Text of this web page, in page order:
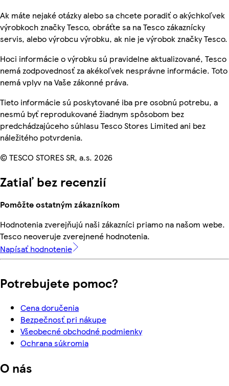
Ak máte nejaké otázky alebo sa chcete poradiť o akýchkoľvek
výrobkoch značky Tesco, obráťte sa na Tesco zákaznícky
servis, alebo výrobcu výrobku, ak nie je výrobok značky Tesco.
Hoci informácie o výrobku sú pravidelne aktualizované, Tesco
nemá zodpovednosť za akékoľvek nesprávne informácie. Toto
nemá vplyv na Vaše zákonné práva.
Tieto informácie sú poskytované iba pre osobnú potrebu, a
nesmú byť reprodukované žiadnym spôsobom bez
predchádzajúceho súhlasu Tesco Stores Limited ani bez
náležitého potvrdenia.
© TESCO STORES SR, a.s. 2026
Zatiaľ bez recenzií
Pomôžte ostatným zákazníkom
Hodnotenia zverejňujú naši zákazníci priamo na našom webe.
Tesco neoveruje zverejnené hodnotenia.
Napísať hodnotenie
Potrebujete pomoc?
Cena doručenia
Bezpečnosť pri nákupe
Všeobecné obchodné podmienky
Ochrana súkromia
O nás